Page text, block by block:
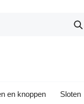
en knoppen Sloten